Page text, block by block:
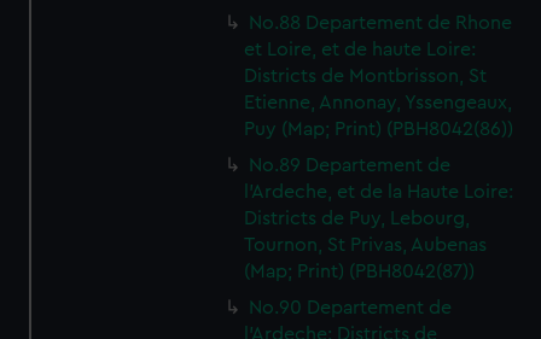
No.88 Departement de Rhone
et Loire, et de haute Loire:
Districts de Montbrisson, St
Etienne, Annonay, Yssengeaux,
Puy (Map; Print) (PBH8042(86))
No.89 Departement de
l'Ardeche, et de la Haute Loire:
Districts de Puy, Lebourg,
Tournon, St Privas, Aubenas
(Map; Print) (PBH8042(87))
No.90 Departement de
l'Ardeche: Districts de